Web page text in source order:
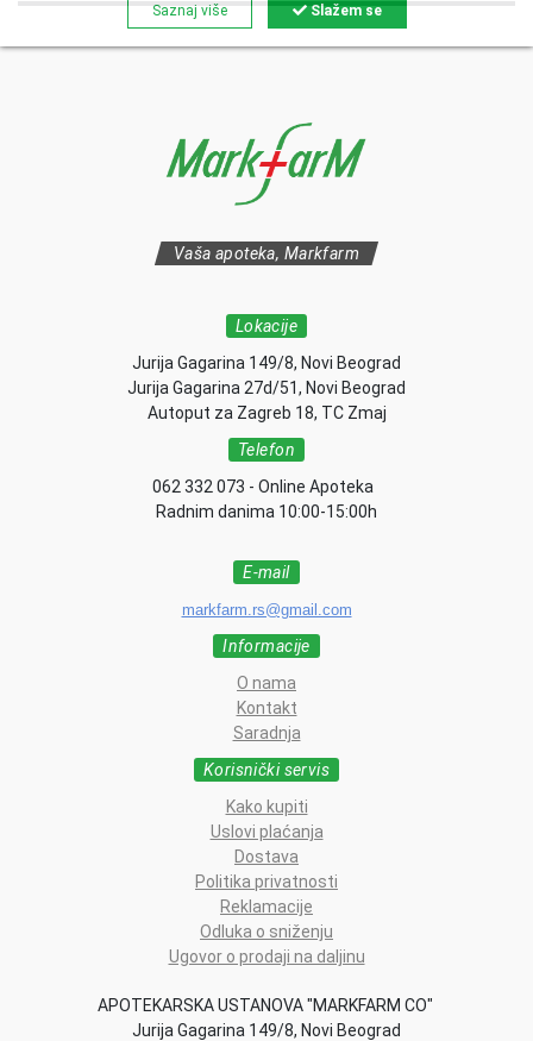
Vaša apoteka, Markfarm
Lokacije
Jurija Gagarina 149/8, Novi Beograd
Jurija Gagarina 27d/51, Novi Beograd
Autoput za Zagreb 18, TC Zmaj
Telefon
062 332 073 - Online Apoteka
Radnim danima 10:00-15:00h
E-mail
markfarm.rs@gmail.com
Informacije
O nama
Kontakt
Saradnja
Korisnički servis
Kako kupiti
Uslovi plaćanja
Dostava
Politika privatnosti
Reklamacije
Odluka o sniženju
Ugovor o prodaji na daljinu
APOTEKARSKA USTANOVA "MARKFARM CO"
Jurija Gagarina 149/8, Novi Beograd
Saznaj više Slažem se